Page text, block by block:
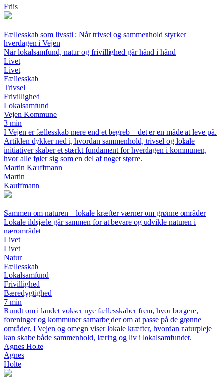
Friis
Fællesskab som livsstil: Når trivsel og sammenhold styrker
hverdagen i Vejen
Når lokalsamfund, natur og frivillighed går hånd i hånd
Livet
Livet
Fællesskab
Trivsel
Frivillighed
Lokalsamfund
Vejen Kommune
3 min
I Vejen er fællesskab mere end et begreb – det er en måde at leve på.
Artiklen dykker ned i, hvordan sammenhold, trivsel og lokale
initiativer skaber et stærkt fundament for hverdagen i kommunen,
hvor alle føler sig som en del af noget større.
Martin Kauffmann
Martin
Kauffmann
Sammen om naturen – lokale kræfter værner om grønne områder
Lokale ildsjæle går sammen for at bevare og udvikle naturen i
nærområdet
Livet
Livet
Natur
Fællesskab
Lokalsamfund
Frivillighed
Bæredygtighed
7 min
Rundt om i landet vokser nye fællesskaber frem, hvor borgere,
foreninger og kommuner samarbejder om at passe på de grønne
områder. I Vejen og omegn viser lokale kræfter, hvordan naturpleje
kan skabe både sammenhold, læring og liv i lokalsamfundet.
Agnes Holte
Agnes
Holte